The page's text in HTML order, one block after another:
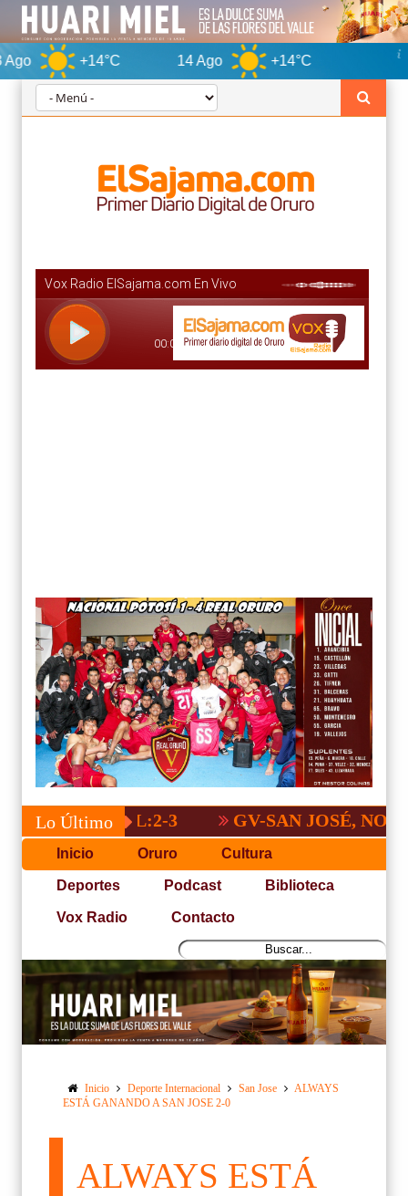
+14°C 14 Ago +14°C
Lo Último GV-SAN JOSÉ, NO PUDO
Inicio Oruro Cultura
Deportes Podcast Biblioteca
Vox Radio Contacto
Inicio Deporte Internacional San Jose
ALWAYS
ESTÁ GANANDO A SAN JOSE 2-0
ALWAYS ESTÁ